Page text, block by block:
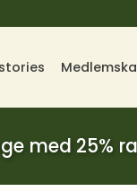
med 25%